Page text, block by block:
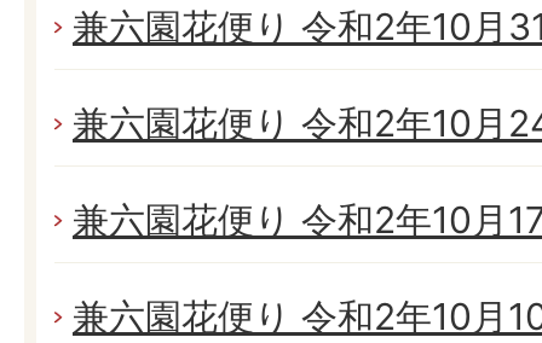
兼六園花便り 令和2年10月
兼六園花便り 令和2年10月
兼六園花便り 令和2年10月
兼六園花便り 令和2年10月